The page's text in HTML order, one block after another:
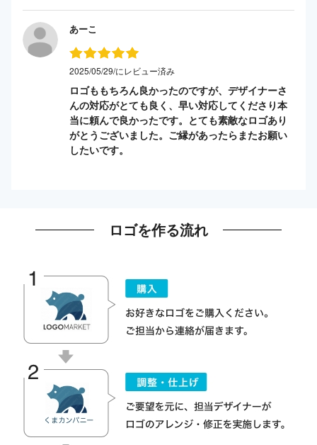
あーこ
2025/05/29/にレビュー済み
ロゴももちろん良かったのですが、デザイナーさ
んの対応がとても良く、早い対応してくださり本
当に頼んで良かったです。とても素敵なロゴあり
がとうございました。ご縁があったらまたお願い
したいです。
ロゴを作る流れ